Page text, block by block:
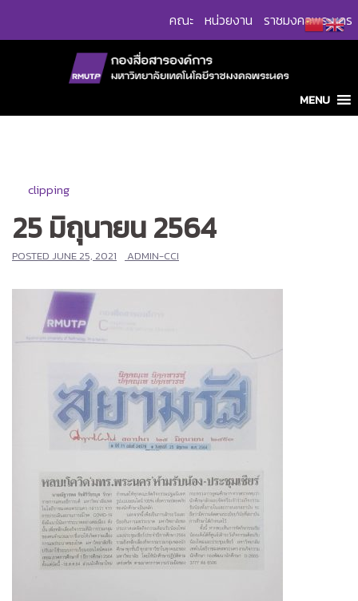
คณะ หน่วยงาน ราชมงคลพระนคร
MENU
clipping
25 มิถุนายน 2564
POSTED JUNE 25, 2021 ADMIN-CCI